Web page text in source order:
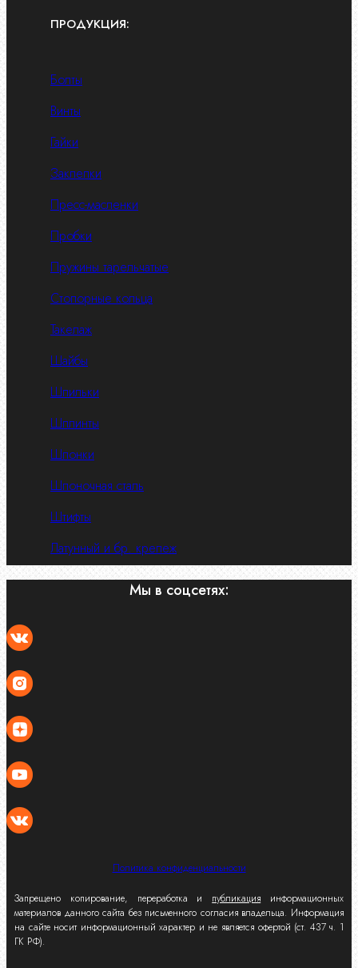
ПРОДУКЦИЯ:
Болты
Винты
Гайки
Заклепки
Пресс-масленки
Пробки
Пружины тарельчатые
Стопорные кольца
Такелаж
Шайбы
Шпильки
Шплинты
Шпонки
Шпоночная сталь
Штифты
Латунный и бр. крепеж
Мы в соцсетях:
Политика конфиденциальности
Запрещено копирование, переработка и публикация информационных
материалов данного сайта без письменного согласия владельца. Информация
на сайте носит информационный характер и не является офертой (ст. 437 ч. 1
ГК РФ).